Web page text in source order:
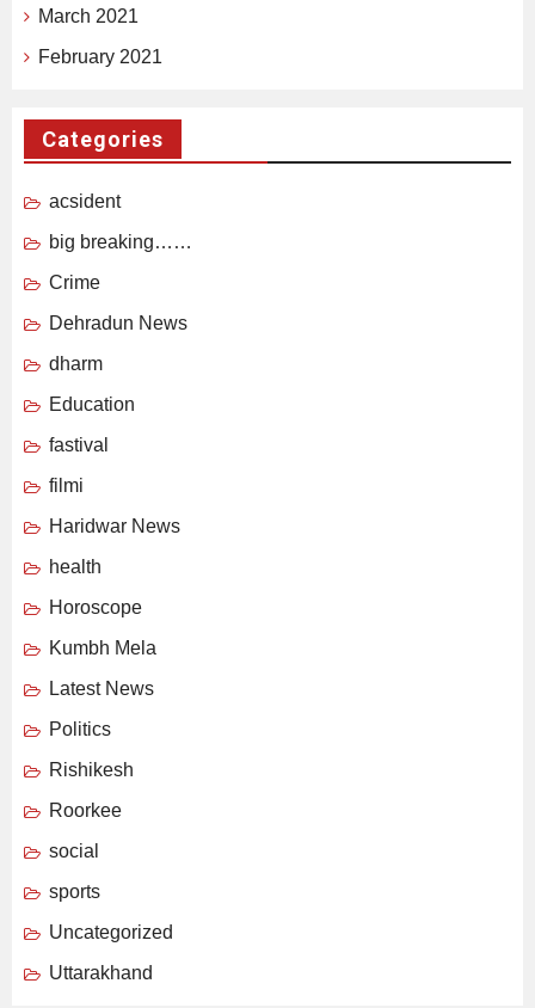
March 2021
February 2021
Categories
acsident
big breaking……
Crime
Dehradun News
dharm
Education
fastival
filmi
Haridwar News
health
Horoscope
Kumbh Mela
Latest News
Politics
Rishikesh
Roorkee
social
sports
Uncategorized
Uttarakhand